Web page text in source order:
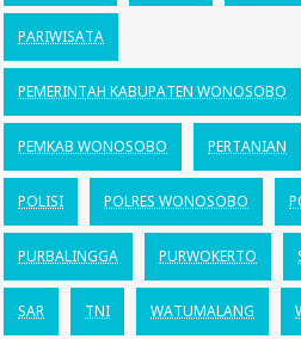
PARIWISATA
PEMERINTAH KABUPATEN WONOSOBO
PEMKAB WONOSOBO PERTANIAN
POLISI POLRES WONOSOBO
PURBALINGGA PURWOKERTO
SAR TNI WATUMALANG